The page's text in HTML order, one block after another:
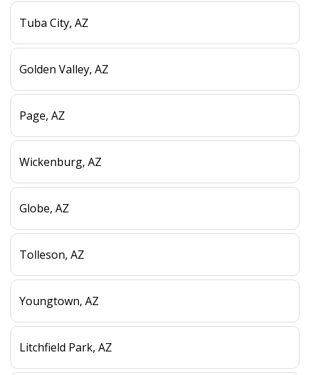
Tuba City, AZ
Golden Valley, AZ
Page, AZ
Wickenburg, AZ
Globe, AZ
Tolleson, AZ
Youngtown, AZ
Litchfield Park, AZ